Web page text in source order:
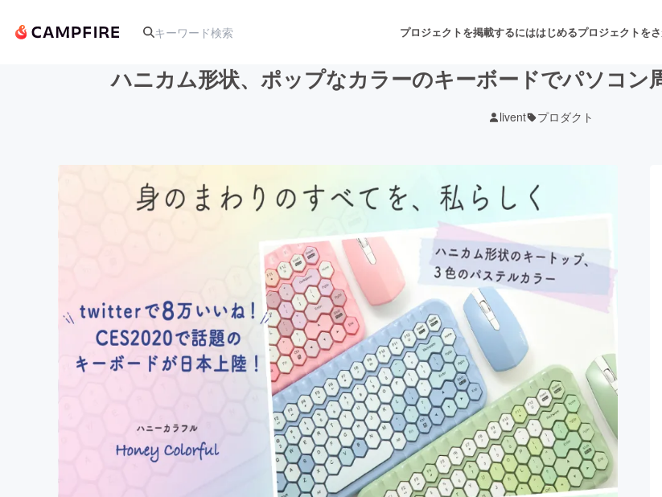
プロジェクトを掲載するにははじめるプロジェクトを
アート・写真 音楽 舞台・パフ
テクノロジー・ガジェット ゲーム・サービス開発 フード・飲
書籍・雑誌出版
ビジネス・起業 チャレンジ ビューティ
まちづくり・地域活性化
CAMPFIRE for Social GoodCAMPFIRE Creation
CAMPFIREふるさと納税machi-yaコミュニティ
ハニカム形状、ポップなカラーのキーボードでパソコン
livent プロダクト